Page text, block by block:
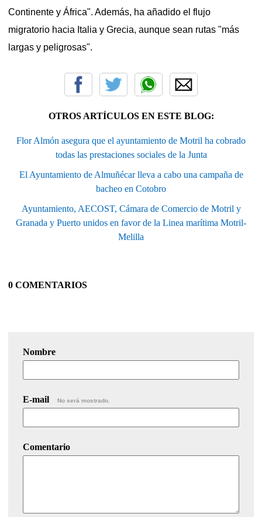
Continente y África". Además, ha añadido el flujo
migratorio hacia Italia y Grecia, aunque sean rutas "más
largas y peligrosas".
OTROS ARTÍCULOS EN ESTE BLOG:
Flor Almón asegura que el ayuntamiento de Motril ha cobrado
todas las prestaciones sociales de la Junta
El Ayuntamiento de Almuñécar lleva a cabo una campaña de
bacheo en Cotobro
Ayuntamiento, AECOST, Cámara de Comercio de Motril y
Granada y Puerto unidos en favor de la Linea marítima Motril-
Melilla
0 COMENTARIOS
Nombre
E-mail No será mostrado.
Comentario